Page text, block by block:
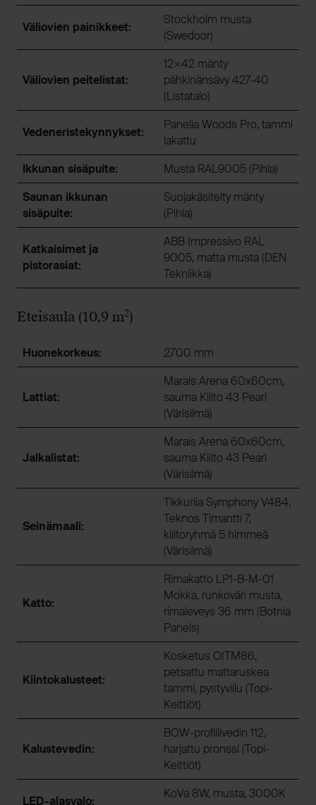
Väliovien painikkeet:
Stockholm musta
(Swedoor)
Väliovien peitelistat:
12×42 mänty
pähkinänsävy 427-40
(Listatalo)
Vedeneristekynnykset:
Panelia Woods Pro, tammi
lakattu
Ikkunan sisäpuite:
Musta RAL9005 (Pihla)
Saunan ikkunan
sisäpuite:
Suojakäsitelty mänty
(Pihla)
Katkaisimet ja
pistorasiat:
ABB Impressivo RAL
9005, matta musta (DEN
Tekniikka)
Eteisaula (10,9 m2)
Huonekorkeus: 2700 mm
Lattiat:
Marais Arena 60x60cm,
sauma Kiilto 43 Pearl
(Värisilmä)
Jalkalistat:
Marais Arena 60x60cm,
sauma Kiilto 43 Pearl
(Värisilmä)
Seinämaali:
Tikkurila Symphony V484,
Teknos Timantti 7,
kiiltoryhmä 5 himmeä
(Värisilmä)
Katto:
Rimakatto LP1-B-M-01
Mokka, runkoväri musta,
rimaleveys 36 mm (Botnia
Panels)
Kiintokalusteet:
Kosketus OITM86,
petsattu mattaruskea
tammi, pystyviilu (Topi-
Keittiöt)
Kalustevedin:
BOW-profiilivedin 112,
harjattu pronssi (Topi-
Keittiöt)
LED-alasvalo:
KoVa 8W, musta, 3000K